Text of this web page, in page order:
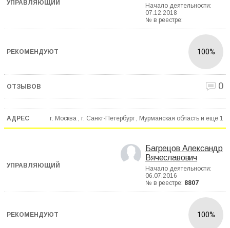
Начало деятельности:
07.12.2018
№ в реестре:
100%
0
г. Москва , г. Санкт-Петербург , Мурманская область и еще 1
Багрецов Александр
Вячеславович
Начало деятельности:
06.07.2016
№ в реестре: 8807
100%